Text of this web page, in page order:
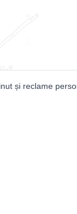
și reclame